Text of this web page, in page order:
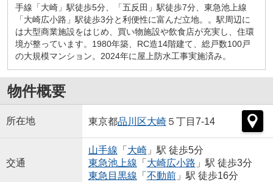
手線「大崎」駅徒歩5分、「五反田」駅徒歩7分、東急池上線
「大崎広小路」駅徒歩3分と利便性に富んだ立地。。駅周辺に
は大型商業施設をはじめ、買い物施設や飲食店が充実し、住環
境が整っています。1980年築、RC造14階建て、総戸数100戸
の大規模マンション。2024年に屋上防水工事実施済み。
物件概要
所在地 東京都品川区大崎５丁目7-14
交通
山手線 「 大崎」駅 徒歩5分
東急池上線 「 大崎広小路 」駅 徒歩3分
東急目黒線 「 不動前」駅 徒歩16分